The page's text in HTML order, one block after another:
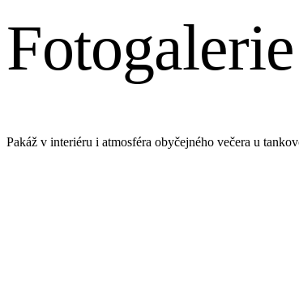
Fotogalerie
Pakáž v interiéru i atmosféra obyčejného večera u